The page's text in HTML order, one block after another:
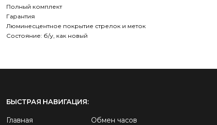
Полный комплект
Гарантия
Люминесцентное покрытие стрелок и меток
Состояние: б/у, как новый
БЫСТРАЯ НАВИГАЦИЯ:
Главная
Обмен часов